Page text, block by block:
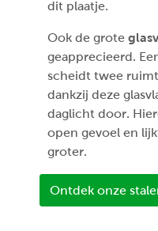
dit plaatje.
Ook de grote
geapprecieerd.
scheidt twee
dankzij deze
daglicht door.
open gevoel en
groter.
Ontdek onze